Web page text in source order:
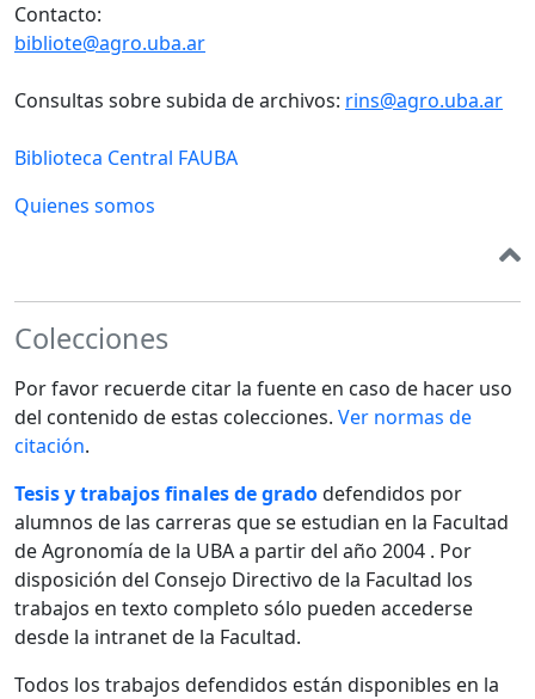
Contacto:
bibliote@agro.uba.ar
Consultas sobre subida de archivos: rins@agro.uba.ar
Biblioteca Central FAUBA
Quienes somos
Colecciones
Por favor recuerde citar la fuente en caso de hacer uso
del contenido de estas colecciones. Ver normas de
citación.
Tesis y trabajos finales de gradodefendidos por
alumnos de las carreras que se estudian en la Facultad
de Agronomía de la UBA a partir del año 2004 . Por
disposición del Consejo Directivo de la Facultad los
trabajos en texto completo sólo pueden accederse
desde la intranet de la Facultad.
Todos los trabajos defendidos están disponibles en la